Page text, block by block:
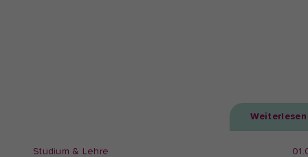
Weiterlesen
Studium & Lehre